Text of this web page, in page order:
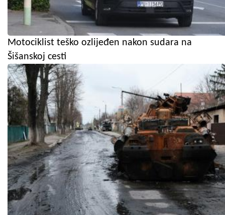
Motociklist teško ozlijeđen nakon sudara na
Šišanskoj cesti